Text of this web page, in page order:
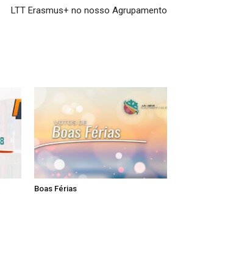
LTT Erasmus+ no nosso Agrupamento
Boas Férias